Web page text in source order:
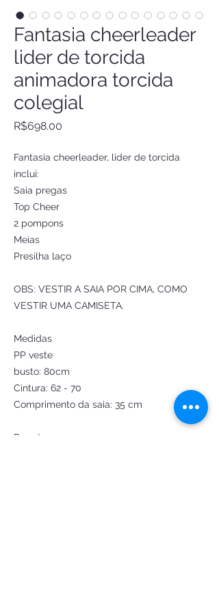
Fantasia cheerleader
lider de torcida
animadora torcida
colegial
R$698.00
Fantasia cheerleader, lider de torcida
inclui:
Saia pregas
Top Cheer
2 pompons
Meias
Presilha laço
OBS: VESTIR A SAIA POR CIMA, COMO
VESTIR UMA CAMISETA.
Medidas
PP veste
busto: 80cm
Cintura: 62 - 70
Comprimento da saia: 35 cm
P veste: